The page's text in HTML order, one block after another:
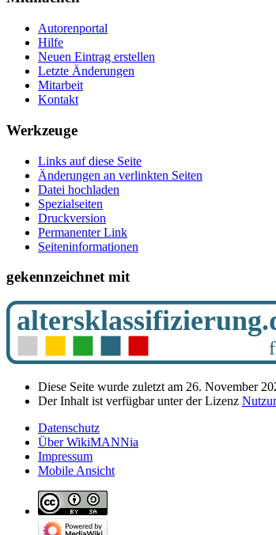
Autorenportal
Hilfe
Neuen Eintrag erstellen
Letzte Änderungen
Mitarbeit
Kontakt
Werkzeuge
Links auf diese Seite
Änderungen an verlinkten Seiten
Datei hochladen
Spezialseiten
Druckversion
Permanenter Link
Seiten­­informationen
gekennzeichnet mit
Diese Seite wurde zuletzt am 26. November
Der Inhalt ist verfügbar unter der Lizenz
Datenschutz
Über WikiMANNia
Impressum
Mobile Ansicht